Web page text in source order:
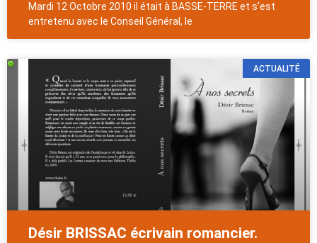
Mardi 12 Octobre 2010 il était à BASSE-TERRE et s’est
entretenu avec le Conseil Général, le
ACTUALITÉ
Désir BRISSAC écrivain romancier.